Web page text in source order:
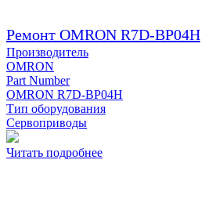
Ремонт OMRON R7D-BP04H
Производитель
OMRON
Part Number
OMRON R7D-BP04H
Тип оборудования
Сервоприводы
Читать подробнее